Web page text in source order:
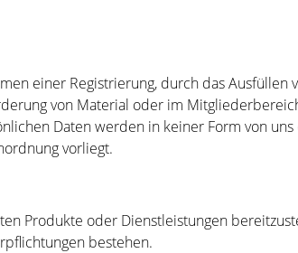
einer Registrierung, durch das
von Material oder im
Daten werden in keiner Form von
vorliegt.
Produkte oder Dienstleistungen
bestehen.